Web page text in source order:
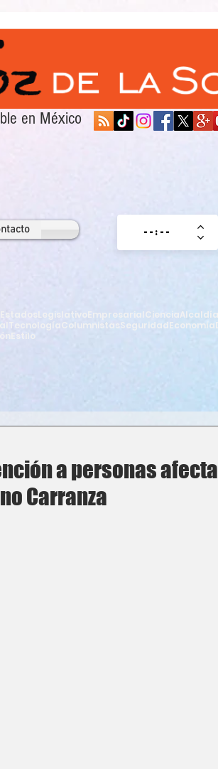
en México
Estados Legislativo EmpresarialCiencia
TecnologíaColumnistasSeguridadEconomía
Estilo
a personas
Carranza